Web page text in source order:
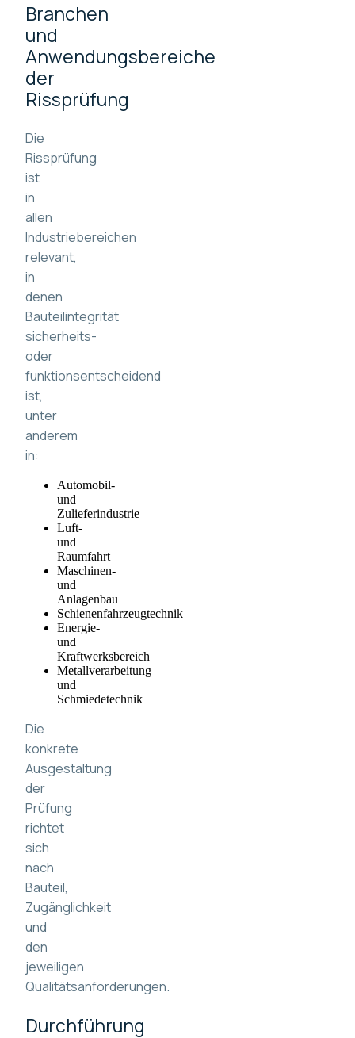
Branchen
und
Anwendungsbereiche
der
Rissprüfung
Die
Rissprüfung
ist
in
allen
Industriebereichen
relevant,
in
denen
Bauteilintegrität
sicherheits-
oder
funktionsentscheidend
ist,
unter
anderem
in:
Automobil-
und
Zulieferindustrie
Luft-
und
Raumfahrt
Maschinen-
und
Anlagenbau
Schienenfahrzeugtechnik
Energie-
und
Kraftwerksbereich
Metallverarbeitung
und
Schmiedetechnik
Die
konkrete
Ausgestaltung
der
Prüfung
richtet
sich
nach
Bauteil,
Zugänglichkeit
und
den
jeweiligen
Qualitätsanforderungen.
Durchführung